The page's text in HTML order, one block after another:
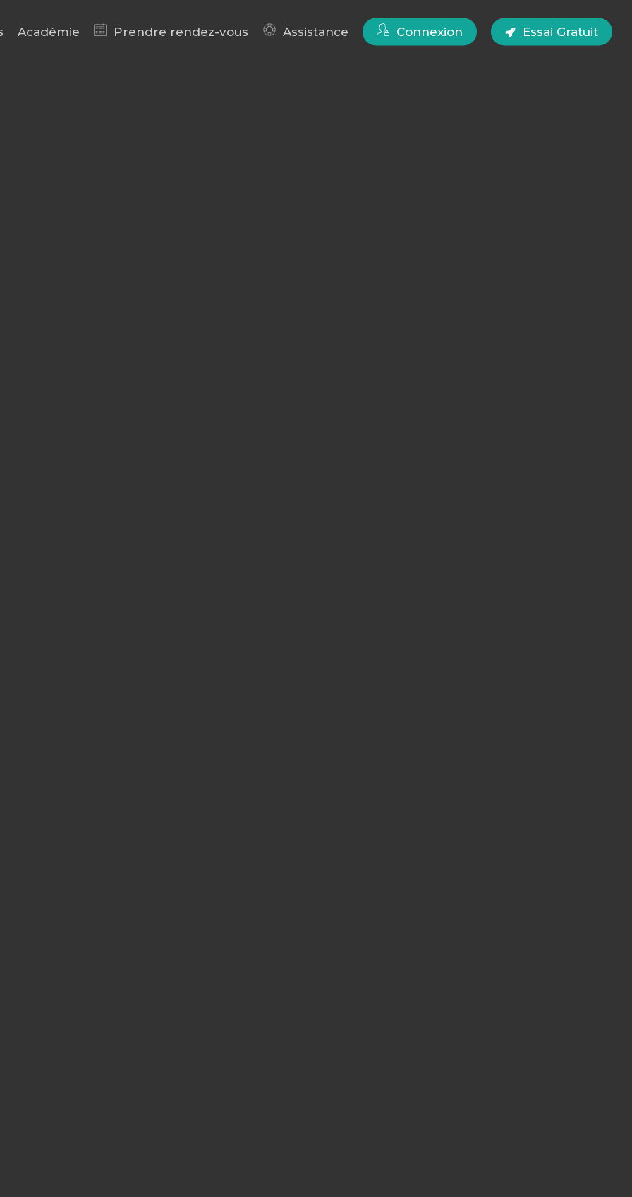
Académie Prendre rendez-vous Assistance Connexion Essai Gratuit